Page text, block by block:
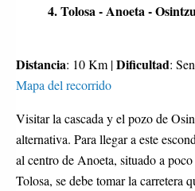
4. Tolosa - Anoeta -
Distancia: 10 Km |Dificultad:
Mapa del recorrido
Visitar la cascada y el pozo de
alternativa. Para llegar a este
al centro de Anoeta, situado a
Tolosa, se debe tomar la carretera